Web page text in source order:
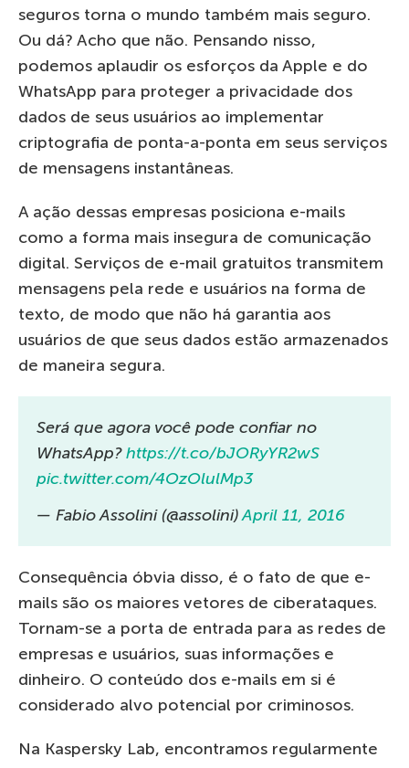
seguros torna o mundo também mais seguro.
Ou dá? Acho que não. Pensando nisso,
podemos aplaudir os esforços da Apple e do
WhatsApp para proteger a privacidade dos
dados de seus usuários ao implementar
criptografia de ponta-a-ponta em seus serviços
de mensagens instantâneas.
A ação dessas empresas posiciona e-mails
como a forma mais insegura de comunicação
digital. Serviços de e-mail gratuitos transmitem
mensagens pela rede e usuários na forma de
texto, de modo que não há garantia aos
usuários de que seus dados estão armazenados
de maneira segura.
Será que agora você pode confiar no
WhatsApp?https://t.co/bJORyYR2wS
pic.twitter.com/4OzOlulMp3
— Fabio Assolini (@assolini)April 11, 2016
Consequência óbvia disso, é o fato de que e-
mails são os maiores vetores de ciberataques.
Tornam-se a porta de entrada para as redes de
empresas e usuários, suas informações e
dinheiro. O conteúdo dos e-mails em si é
considerado alvo potencial por criminosos.
Na Kaspersky Lab, encontramos regularmente